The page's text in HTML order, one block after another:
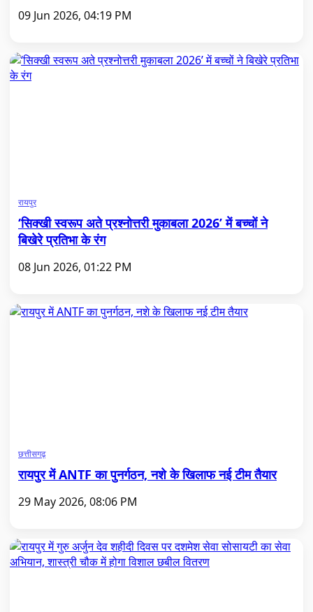
09 Jun 2026, 04:19 PM
रायपुर
‘सिक्खी स्वरूप अते प्रश्नोत्तरी मुकाबला 2026’ में बच्चों ने
बिखेरे प्रतिभा के रंग
08 Jun 2026, 01:22 PM
छत्तीसगढ़
रायपुर में ANTF का पुनर्गठन, नशे के खिलाफ नई टीम तैयार
29 May 2026, 08:06 PM